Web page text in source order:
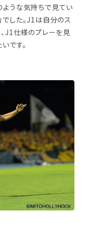
うな気持ちで見てい
した。J1は自分のス
J1仕様のプレーを見
です。